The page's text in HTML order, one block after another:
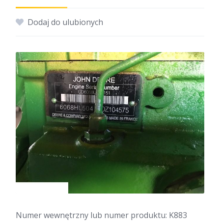
Dodaj do ulubionych
Numer wewnętrzny lub numer produktu: K883